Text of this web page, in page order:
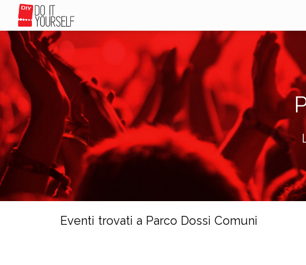
Eventi trovati a Parco Dossi Comuni